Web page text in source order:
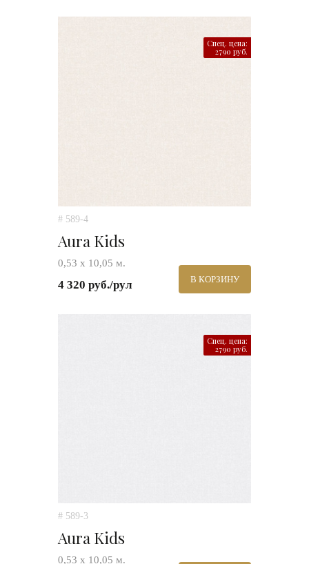
Спец. цена:
2790 руб.
# 589-4
Aura Kids
0,53 х 10,05 м.
4 320 руб./рул В КОРЗИНУ
Спец. цена:
2790 руб.
# 589-3
Aura Kids
0,53 х 10,05 м.